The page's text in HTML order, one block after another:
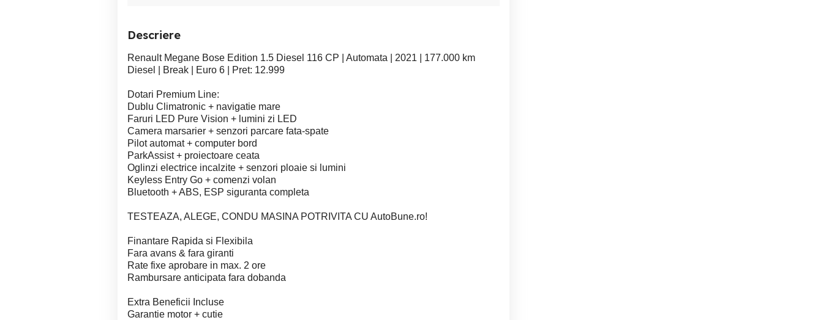
Descriere
Renault Megane Bose Edition 1.5 Diesel 116 CP | Automata | 2021 | 177.000 km
Diesel | Break | Euro 6 | Pret: 12.999
Dotari Premium Line:
Dublu Climatronic + navigatie mare
Faruri LED Pure Vision + lumini zi LED
Camera marsarier + senzori parcare fata-spate
Pilot automat + computer bord
ParkAssist + proiectoare ceata
Oglinzi electrice incalzite + senzori ploaie si lumini
Keyless Entry Go + comenzi volan
Bluetooth + ABS, ESP siguranta completa
TESTEAZA, ALEGE, CONDU MASINA POTRIVITA CU AutoBune.ro!
Finantare Rapida si Flexibila
Fara avans & fara giranti
Rate fixe aprobare in max. 2 ore
Rambursare anticipata fara dobanda
Extra Beneficii Incluse
Garantie motor + cutie